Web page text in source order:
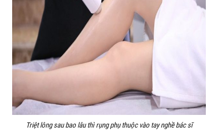
Triệt lông sau bao lâu thì rụng phụ thuộc vào tay nghề bác sĩ